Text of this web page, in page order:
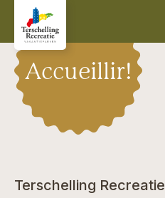
contacter
Hébergements
Informations
Événements
Contact
Rechercher et réserver
Accueillir!
Terschelling Recreatie